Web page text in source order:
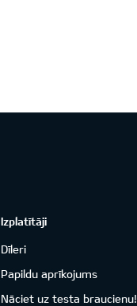
Izplatītāji
Dīleri
Papildu aprīkojums
Nāciet uz testa braucienu!